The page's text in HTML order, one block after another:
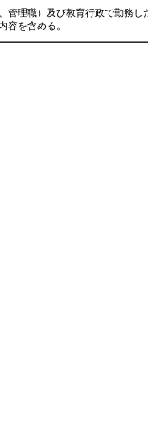
管理職）及び教育行政で勤務
容を含める。